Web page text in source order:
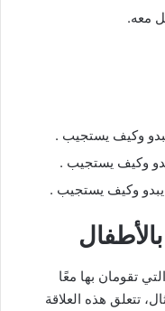
معه.
تقومان بها معًا
تتعلق هذه العلاقة